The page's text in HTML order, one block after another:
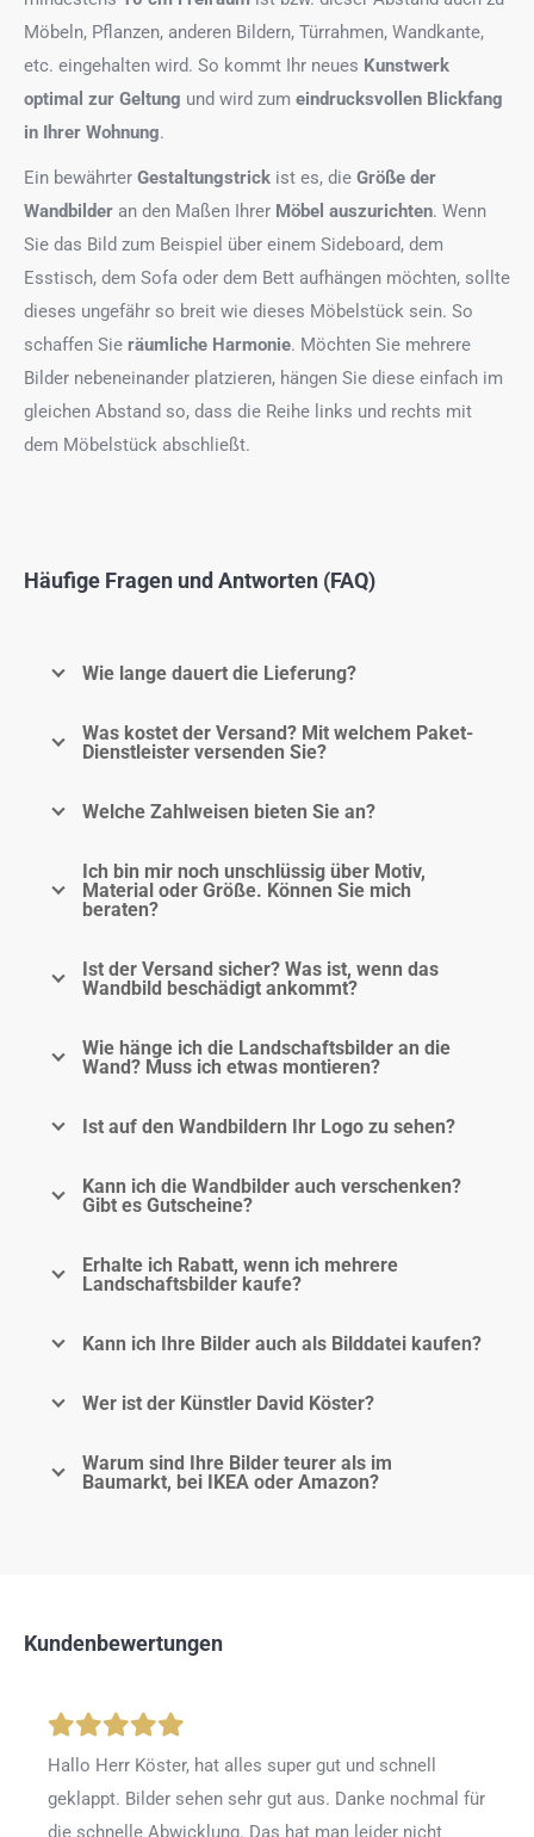
Möbeln, Pflanzen, anderen Bildern, Türrahmen, Wandkante,
etc. eingehalten wird. So kommt Ihr neues Kunstwerk
optimal zur Geltung und wird zum eindrucksvollen Blickfang
in Ihrer Wohnung.
Ein bewährter Gestaltungstrick ist es, die Größe der
Wandbilder an den Maßen Ihrer Möbel auszurichten. Wenn
Sie das Bild zum Beispiel über einem Sideboard, dem
Esstisch, dem Sofa oder dem Bett aufhängen möchten, sollte
dieses ungefähr so breit wie dieses Möbelstück sein. So
schaffen Sie räumliche Harmonie. Möchten Sie mehrere
Bilder nebeneinander platzieren, hängen Sie diese einfach im
gleichen Abstand so, dass die Reihe links und rechts mit
dem Möbelstück abschließt.
Häufige Fragen und Antworten (FAQ)
Wie lange dauert die Lieferung?
Was kostet der Versand? Mit welchem Paket-
Dienstleister versenden Sie?
Welche Zahlweisen bieten Sie an?
Ich bin mir noch unschlüssig über Motiv,
Material oder Größe. Können Sie mich
beraten?
Ist der Versand sicher? Was ist, wenn das
Wandbild beschädigt ankommt?
Wie hänge ich die Landschaftsbilder an die
Wand? Muss ich etwas montieren?
Ist auf den Wandbildern Ihr Logo zu sehen?
Kann ich die Wandbilder auch verschenken?
Gibt es Gutscheine?
Erhalte ich Rabatt, wenn ich mehrere
Landschaftsbilder kaufe?
Kann ich Ihre Bilder auch als Bilddatei kaufen?
Wer ist der Künstler David Köster?
Warum sind Ihre Bilder teurer als im
Baumarkt, bei IKEA oder Amazon?
Kundenbewertungen
Hallo Herr Köster, hat alles super gut und schnell
geklappt. Bilder sehen sehr gut aus. Danke nochmal für